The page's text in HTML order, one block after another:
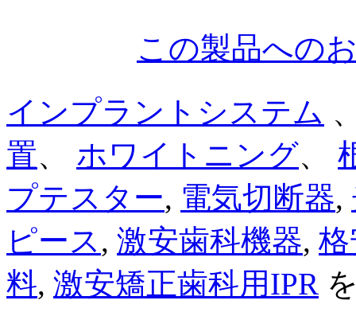
この製品への
インプラントシステム
置、 ホワイトニング、
プテスター, 電気切断器,
ピース, 激安歯科機器,
料, 激安矯正歯科用IPR